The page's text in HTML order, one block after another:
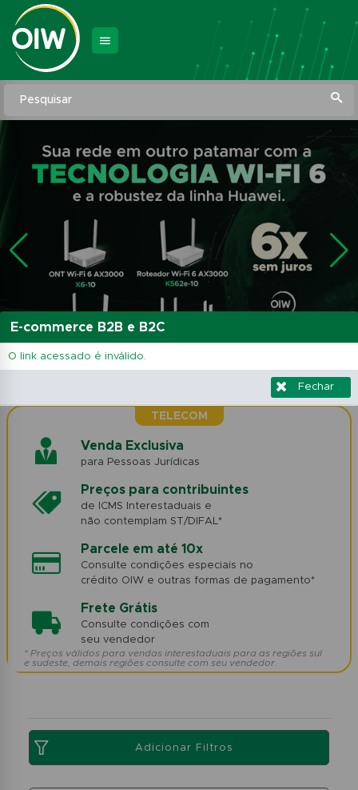
E-commerce B2B e B2C
O link acessado é inválido.
Fechar
Pesquisar
TELECOM
Venda Exclusiva
para Pessoas Jurídicas
Preços para contribuintes
de ICMS Interestaduais e
não contemplam ST/DIFAL*
Parcele em até 10x
Consulte condições especiais no
crédito OIW e outras formas de pagamento*
Frete Grátis
Consulte condições com
seu vendedor
* Preços válidos para vendas interestaduais para as regiões sul
e sudeste, demais regiões consulte com seu vendedor.
Adicionar Filtros